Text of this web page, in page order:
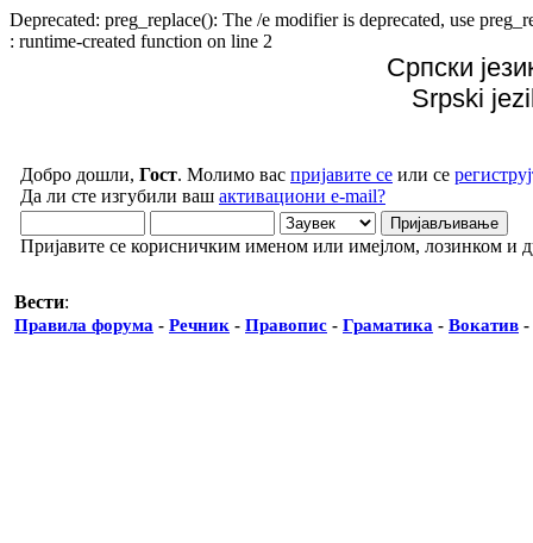
Deprecated: preg_replace(): The /e modifier is deprecated, use
: runtime-created function on line 2
Српски
Srpski
Добро дошли, Гост. Молимо вас пријавите се или се
Да ли сте изгубили ваш активациони e-mail?
Пријавите се корисничким именом или имејлом, лозинком и
Вести:
Правила форума - Речник - Правопис - Граматика - Вокатив -